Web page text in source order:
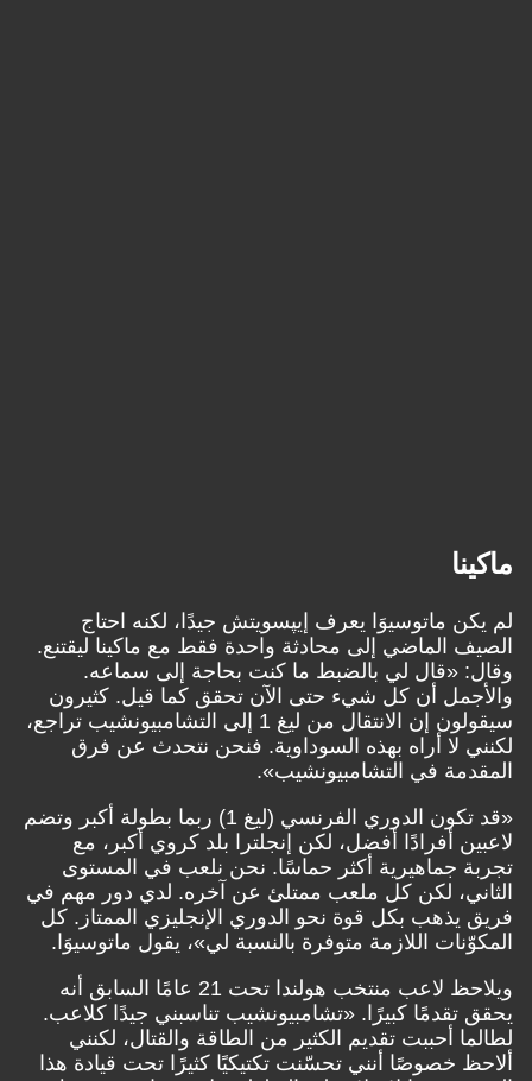
ماكينا
لم يكن ماتوسيوَا يعرف إيپسويتش جيدًا، لكنه احتاج
الصيف الماضي إلى محادثة واحدة فقط مع ماكينا ليقتنع.
وقال: «قال لي بالضبط ما كنت بحاجة إلى سماعه.
والأجمل أن كل شيء حتى الآن تحقق كما قيل. كثيرون
سيقولون إن الانتقال من ليغ 1 إلى التشامبيونشيب تراجع،
لكنني لا أراه بهذه السوداوية. فنحن نتحدث عن فرق
المقدمة في التشامبيونشيب».
«قد تكون الدوري الفرنسي (ليغ 1) ربما بطولة أكبر وتضم
لاعبين أفرادًا أفضل، لكن إنجلترا بلد كروي أكبر، مع
تجربة جماهيرية أكثر حماسًا. نحن نلعب في المستوى
الثاني، لكن كل ملعب ممتلئ عن آخره. لدي دور مهم في
فريق يذهب بكل قوة نحو الدوري الإنجليزي الممتاز. كل
المكوّنات اللازمة متوفرة بالنسبة لي»، يقول ماتوسيوَا.
ويلاحظ لاعب منتخب هولندا تحت 21 عامًا السابق أنه
يحقق تقدمًا كبيرًا. «تشامبيونشيب تناسبني جيدًا كلاعب.
لطالما أحببت تقديم الكثير من الطاقة والقتال، لكنني
ألاحظ خصوصًا أنني تحسّنت تكتيكيًا كثيرًا تحت قيادة هذا